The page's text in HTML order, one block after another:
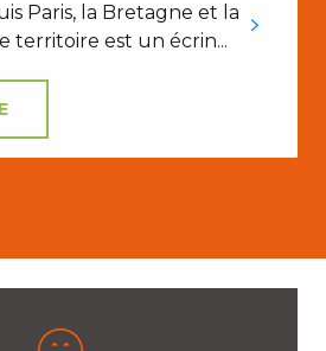
Paris, la Bretagne et la
territoire est un écrin...